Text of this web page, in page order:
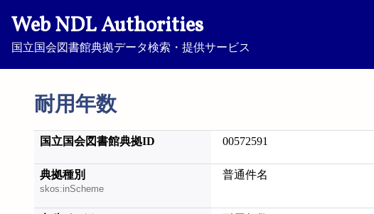
Web NDL Authorities
国立国会図書館典拠データ検索・提供サービス
耐用年数
国立国会図書館典拠ID 00572591
典拠種別
skos:inScheme
普通件名